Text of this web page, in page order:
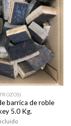
barrica de roble
5.0 Kg.